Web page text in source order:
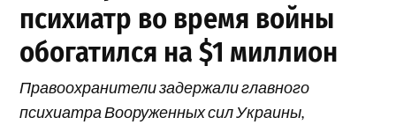
психиатр во время войны
обогатился на $1 миллион
Правоохранители задержали главного
психиатра Вооруженных сил Украины,